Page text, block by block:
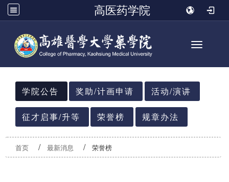
高医药学院
Toggle
:::
学院公告
奖助/计画申请 活动/演讲
征才启事/升等 荣誉榜 规章办法
首页 最新消息 荣誉榜